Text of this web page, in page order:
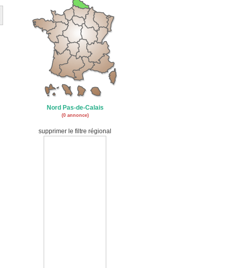
Nord Pas-de-Calais
(0 annonce)
supprimer le filtre régional